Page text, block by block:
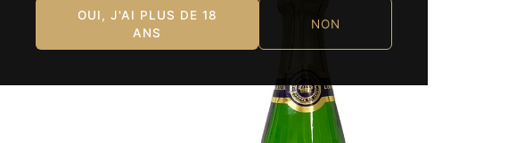
OUI, J'AI PLUS DE 18
ANS
NON